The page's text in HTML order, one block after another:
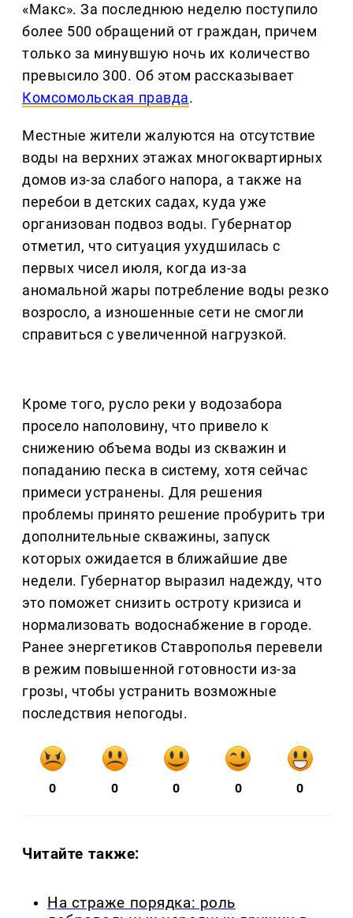
«Макс». За последнюю неделю поступило
более 500 обращений от граждан, причем
только за минувшую ночь их количество
превысило 300. Об этом рассказывает
Комсомольская правда.
Местные жители жалуются на отсутствие
воды на верхних этажах многоквартирных
домов из-за слабого напора, а также на
перебои в детских садах, куда уже
организован подвоз воды. Губернатор
отметил, что ситуация ухудшилась с
первых чисел июля, когда из-за
аномальной жары потребление воды резко
возросло, а изношенные сети не смогли
справиться с увеличенной нагрузкой.
Кроме того, русло реки у водозабора
просело наполовину, что привело к
снижению объема воды из скважин и
попаданию песка в систему, хотя сейчас
примеси устранены. Для решения
проблемы принято решение пробурить три
дополнительные скважины, запуск
которых ожидается в ближайшие две
недели. Губернатор выразил надежду, что
это поможет снизить остроту кризиса и
нормализовать водоснабжение в городе.
Ранее энергетиков Ставрополья перевели
в режим повышенной готовности из-за
грозы, чтобы устранить возможные
последствия непогоды.
0 0 0 0 0
Читайте также:
На страже порядка: роль